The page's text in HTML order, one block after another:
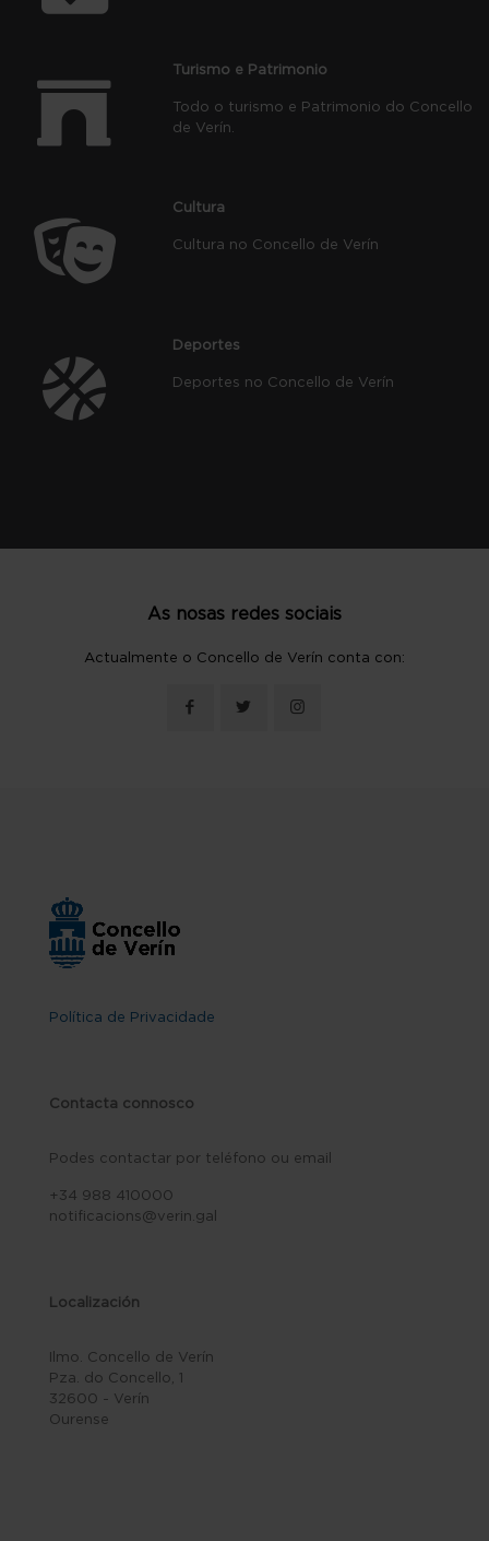
Turismo e Patrimonio
Todo o turismo e Patrimonio do Concello
de Verín.
Cultura
Cultura no Concello de Verín
Deportes
Deportes no Concello de Verín
As nosas redes sociais
Actualmente o Concello de Verín conta con:
Política de Privacidade
Contacta connosco
Podes contactar por teléfono ou email
+34 988 410000
notificacions@verin.gal
Localización
Ilmo. Concello de Verín
Pza. do Concello, 1
32600 - Verín
Ourense